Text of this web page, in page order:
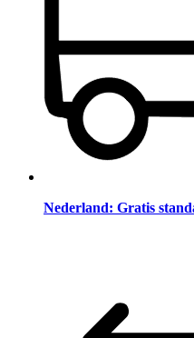
Nederland: Gratis